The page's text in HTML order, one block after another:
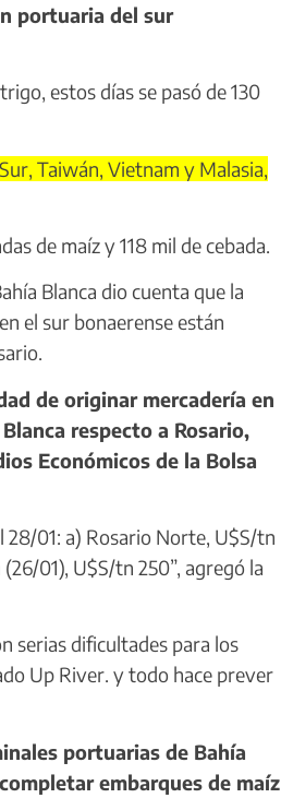
portuaria del sur
estos días se pasó de 130
Taiwán, Vietnam y Malasia,
de maíz y 118 mil de cebada.
Blanca dio cuenta que la
el sur bonaerense están
de originar mercadería en
respecto a Rosario,
Económicos de la Bolsa
01: a) Rosario Norte, U$S/tn
01), U$S/tn 250”, agregó la
serias dificultades para los
Up River. y todo hace prever
portuarias de Bahía
embarques de maíz